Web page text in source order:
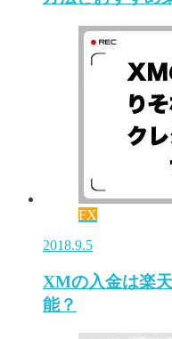
FX
2018.9.5
XMの入金は楽
能？